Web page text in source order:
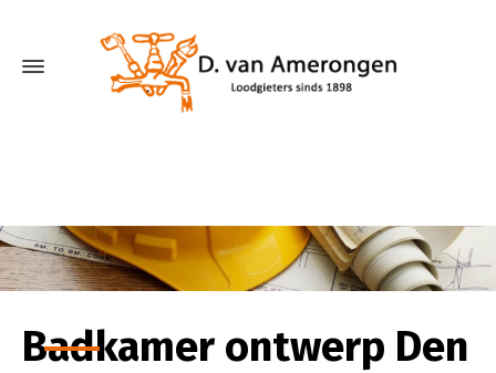
Badkamer ontwerp Den